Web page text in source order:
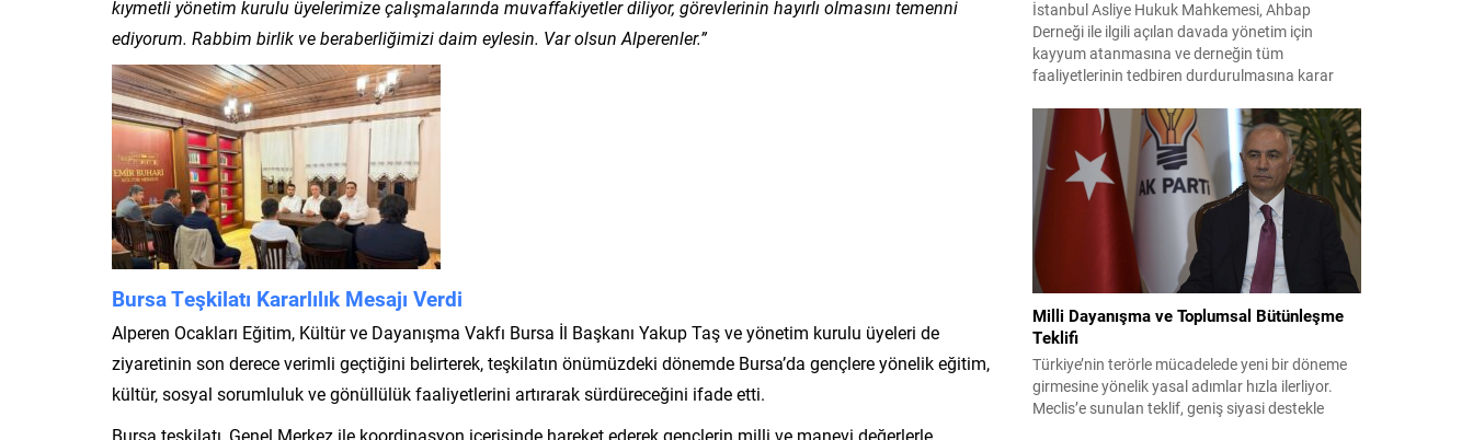
kıymetli yönetim kurulu üyelerimize çalışmalarında muvaffakiyetler diliyor, görevlerinin hayırlı olmasını temenni
ediyorum. Rabbim birlik ve beraberliğimizi daim eylesin. Var olsun Alperenler.”
Bursa Teşkilatı Kararlılık Mesajı Verdi
Alperen Ocakları Eğitim, Kültür ve Dayanışma Vakfı Bursa İl Başkanı Yakup Taş ve yönetim kurulu üyeleri de
ziyaretinin son derece verimli geçtiğini belirterek, teşkilatın önümüzdeki dönemde Bursa’da gençlere yönelik eğitim,
kültür, sosyal sorumluluk ve gönüllülük faaliyetlerini artırarak sürdüreceğini ifade etti.
Bursa teşkilatı, Genel Merkez ile koordinasyon içerisinde hareket ederek gençlerin milli ve manevi değerlerle
İstanbul Asliye Hukuk Mahkemesi, Ahbap
Derneği ile ilgili açılan davada yönetim için
kayyum atanmasına ve derneğin tüm
faaliyetlerinin tedbiren durdurulmasına karar
kararı verilmiş olup son adım doğrudan yönetime
ilişkin bir tedbir niteliği taşıyor. İstanbul Emniyet
Müdürlüğü Mali Suçlarla Mücadele Şube
Müdürlüğü ve İstanbul...
Milli Dayanışma ve Toplumsal Bütünleşme
Teklifi
Türkiye’nin terörle mücadelede yeni bir döneme
girmesine yönelik yasal adımlar hızla ilerliyor.
Meclis’e sunulan teklif, geniş siyasi destekle